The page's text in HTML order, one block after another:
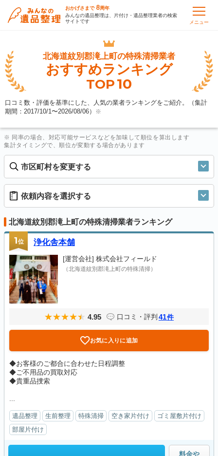
おかげさまで 8周年
みんなの遺品整理は、片付け・遺品整理業者の検索
サイトです
メニュー
北海道紋別郡滝上町の特殊清掃業者
おすすめランキング
TOP10
口コミ数・評価を基準にした、人気の業者ランキングをご紹介。（集計
期間：2017/10/1〜2026/08/06） ※
※ 同率の場合、対応可能サービスなどを加味して順位を算出します
集計タイミングで、順位が変動する場合があります
市区町村を変更する
依頼内容を選択する
北海道紋別郡滝上町の特殊清掃業者ランキング
1位 浄化舎本舗
[運営会社] 株式会社フィールド
（北海道紋別郡滝上町の特殊清掃）
4.95 口コミ・評判 41件
お気に入りに追加
◆お客様のご都合に合わせた日程調整
◆ご不用品の買取対応
◆貴重品捜索
遺品整理 生前整理 特殊清掃 空き家片付け
ゴミ屋敷片付け
部屋片付け
料金や